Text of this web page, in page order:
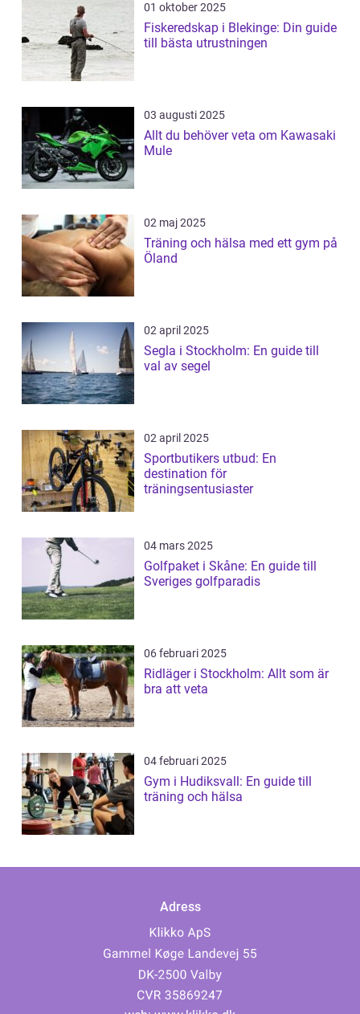
01 oktober 2025
Fiskeredskap i Blekinge: Din guide
till bästa utrustningen
03 augusti 2025
Allt du behöver veta om Kawasaki
Mule
02 maj 2025
Träning och hälsa med ett gym på
Öland
02 april 2025
Segla i Stockholm: En guide till
val av segel
02 april 2025
Sportbutikers utbud: En
destination för
träningsentusiaster
04 mars 2025
Golfpaket i Skåne: En guide till
Sveriges golfparadis
06 februari 2025
Ridläger i Stockholm: Allt som är
bra att veta
04 februari 2025
Gym i Hudiksvall: En guide till
träning och hälsa
Adress